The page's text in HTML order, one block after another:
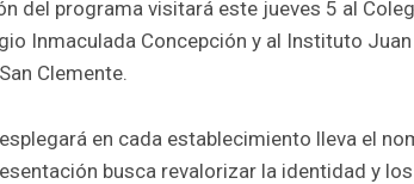
del programa visitará este jueves 5 al
Inmaculada Concepción y al Instituto
Clemente.
en cada establecimiento lleva el
busca revalorizar la identidad y